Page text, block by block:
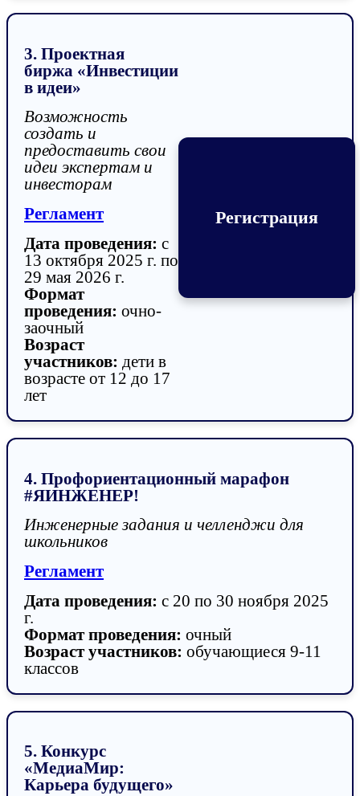
3. Проектная
биржа «Инвестиции
в идеи»
Возможность
создать и
предоставить свои
идеи экспертам и
инвесторам
Регламент
Дата проведения: с
13 октября 2025 г. по
29 мая 2026 г.
Формат
проведения: очно-
заочный
Возраст
участников: дети в
возрасте от 12 до 17
лет
Регистрация
4. Профориентационный марафон
#ЯИНЖЕНЕР!
Инженерные задания и челленджи для
школьников
Регламент
Дата проведения: с 20 по 30 ноября 2025
г.
Формат проведения: очный
Возраст участников: обучающиеся 9-11
классов
5. Конкурс
«МедиаМир:
Карьера будущего»